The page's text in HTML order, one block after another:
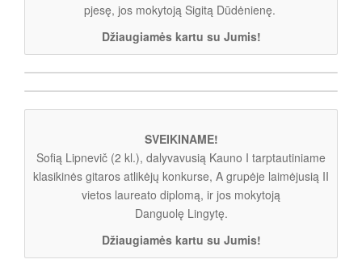
pjesę, jos mokytoją Sigitą Dūdėnienę.
Džiaugiamės kartu su Jumis!
SVEIKINAME!
Sofią Lipnevič (2 kl.), dalyvavusią Kauno I tarptautiniame
klasikinės gitaros atlikėjų konkurse, A grupėje laimėjusią II
vietos laureato diplomą, ir jos mokytoją
Danguolę Lingytę.
Džiaugiamės kartu su Jumis!